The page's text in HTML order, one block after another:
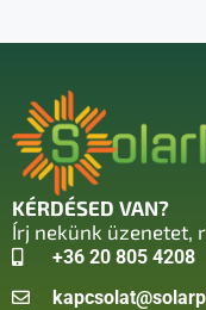
KÉRDÉSED VAN?
Írj nekünk üzenetet,
+36 20 805 4208